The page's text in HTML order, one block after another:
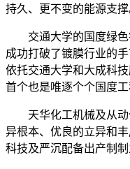
持久、更不变的能源支撑
交通大学的国度绿色
成功打破了镀膜行业的
依托交通大学和大成科
首个也是唯逐个个国度工
天华化工机械及从动
异根本、优良的立异和
科技及严沉配备出产制制